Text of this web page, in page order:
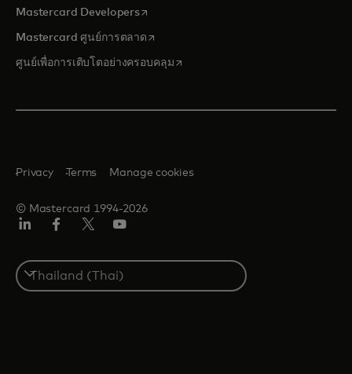
Mastercard Developersopens in a new tab
Mastercard ศูนย์การตลาด opens in a new tab
ศูนย์เพื่อการเติบโตอย่างครอบคลุมopens in a new tab
© Mastercard 1994-2026
Privacy Terms Manage cookies
Select
a
country
เตอร์/
เอ็กซ์